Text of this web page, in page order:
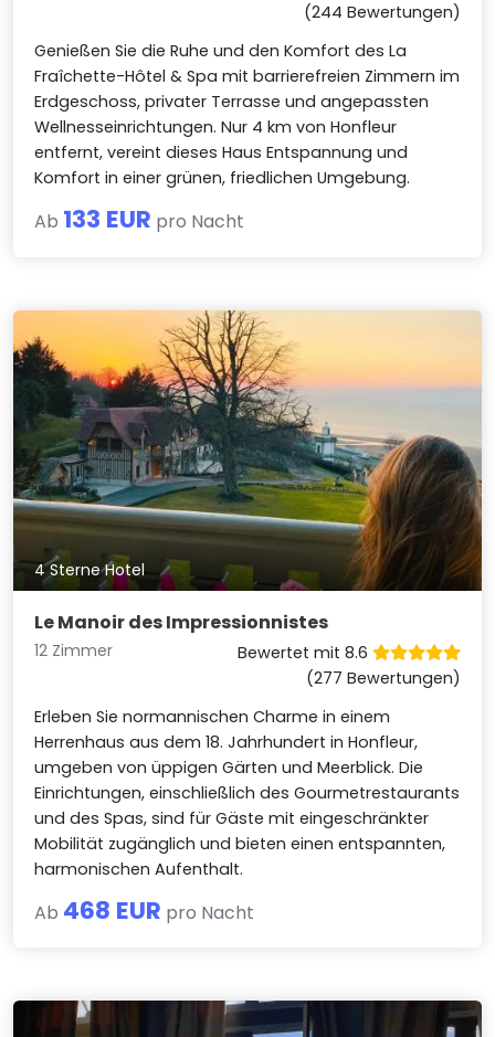
(244 Bewertungen)
Genießen Sie die Ruhe und den Komfort des La
Fraîchette-Hôtel & Spa mit barrierefreien Zimmern im
Erdgeschoss, privater Terrasse und angepassten
Wellnesseinrichtungen. Nur 4 km von Honfleur
entfernt, vereint dieses Haus Entspannung und
Komfort in einer grünen, friedlichen Umgebung.
Ab 133 EUR pro Nacht
4 Sterne Hotel
Le Manoir des Impressionnistes
12 Zimmer
Bewertet mit 8.6
(277 Bewertungen)
Erleben Sie normannischen Charme in einem
Herrenhaus aus dem 18. Jahrhundert in Honfleur,
umgeben von üppigen Gärten und Meerblick. Die
Einrichtungen, einschließlich des Gourmetrestaurants
und des Spas, sind für Gäste mit eingeschränkter
Mobilität zugänglich und bieten einen entspannten,
harmonischen Aufenthalt.
Ab 468 EUR pro Nacht